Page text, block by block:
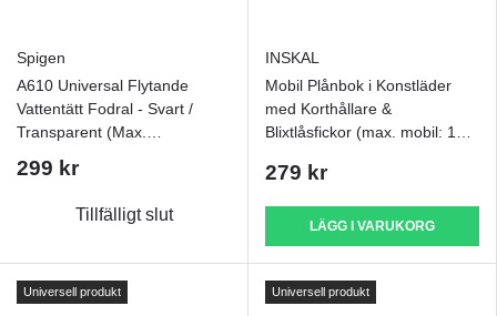
Spigen
A610 Universal Flytande
Vattentätt Fodral - Svart /
Transparent (Max.
299 kr
Tillfälligt slut
INSKAL
Mobil Plånbok i Konstläder
med Korthållare &
Blixtlåsfickor (max. mobil: 185
279 kr
LÄGG I VARUKORG
Universell produkt Universell produkt